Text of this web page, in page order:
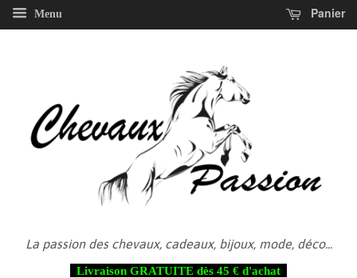
Menu Panier
La passion des chevaux, cadeaux, bijoux, mode, déco...
Livraison GRATUITE dès 45 € d'achat